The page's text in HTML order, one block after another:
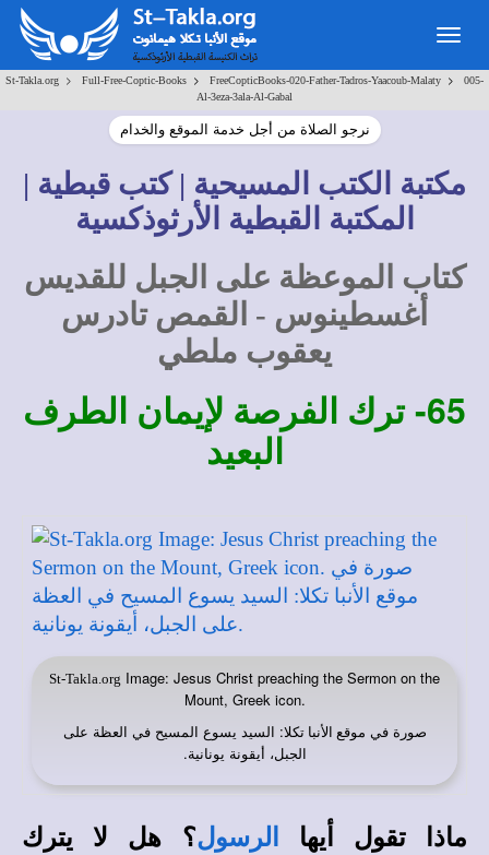
St-Takla.org > Full-Free-Coptic-Books > FreeCopticBooks-020-Father-Tadros-Yaacoub-Malaty >
005-
Al-3eza-3ala-Al-Gabal
نرجو الصلاة من أجل خدمة الموقع والخدام
مكتبة الكتب المسيحية | كتب قبطية |
المكتبة القبطية الأرثوذكسية
كتاب الموعظة على الجبل للقديس
أغسطينوس - القمص تادرس
يعقوب ملطي
65- ترك الفرصة لإيمان الطرف
البعيد
St-Takla.org Image: Jesus Christ preaching the Sermon on the
Mount, Greek icon.
صورة في موقع الأنبا تكلا: السيد يسوع المسيح في العظة على
الجبل، أيقونة يونانية.
ماذا تقول أيها الرسول؟ هل لا يترك